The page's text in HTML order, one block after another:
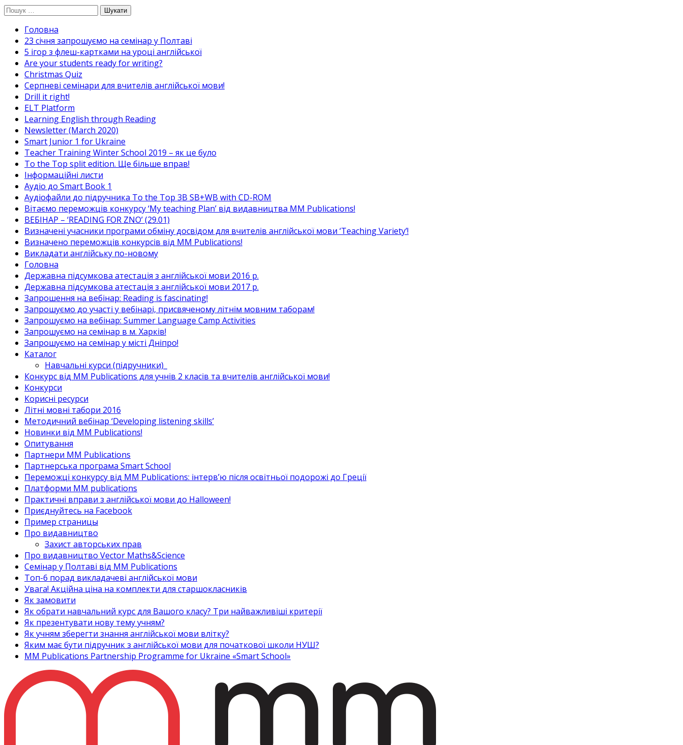
Перейти
вмісту
Пошук:
Головна
23 січня запрошуємо на семінар у Полтаві
5 ігор з флеш-картками на уроці англійської
Are your students ready for writing?
Christmas Quiz
Cерпневі семінари для вчителів англійської мови!
Drill it right!
ELT Platform
Learning English through Reading
Newsletter (March 2020)
Smart Junior 1 for Ukraine
Teacher Training Winter School 2019 – як це було
To the Top split edition. Ще більше вправ!
Інформаційні листи
Аудіо до Smart Book 1
Аудіофайли до підручника To the Top 3B SB+WB with CD-ROM
Вітаємо переможців конкурсу ‘My teaching Plan’ від видавництва MM Publications!
ВЕБІНАР – ‘READING FOR ZNO’ (29.01)
Визначені учасники програми обміну досвідом для вчителів англійської мови ‘Teaching Variety’!
Визначено переможців конкурсів від MM Publications!
Викладати англійську по-новому
Головна
Державна підсумкова атестація з англійської мови 2016 р.
Державна підсумкова атестація з англійської мови 2017 р.
Запрошення на вебінар: Reading is fascinating!
Запрошуємо до участі у вебінарі, присвяченому літнім мовним таборам!
Запрошуємо на вебінар: Summer Language Camp Activities
Запрошуємо на семінар в м. Харків!
Запрошуємо на семінар у місті Дніпро!
Каталог
Навчальні курси (підручники)_
Конкурс від MM Publications для учнів 2 класів та вчителів англійської мови!
Конкурси
Корисні ресурси
Літні мовні табори 2016
Методичний вебінар ‘Developing listening skills’
Новинки від MM Publications!
Опитування
Партнери MM Publications
Партнерська програма Smart School
Переможці конкурсу від MM Publications: інтерв’ю після освітньої подорожі до Греції
Платформи MM publications
Практичні вправи з англійської мови до Halloween!
Приєднуйтесь на Facebook
Пример страницы
Про видавництво
Захист авторських прав
Про видавництво Vector Maths&Science
Семінар у Полтаві від MM Publications
Топ-6 порад викладачеві англійської мови
Увага! Акційна ціна на комплекти для старшокласників
Як замовити
Як обрати навчальний курс для Вашого класу? Три найважливіші критерії
Як презентувати нову тему учням?
Як учням зберегти знання англійської мови влітку?
Яким має бути підручник з англійської мови для початкової школи НУШ?
MM Publications Partnership Programme for Ukraine «Smart School»